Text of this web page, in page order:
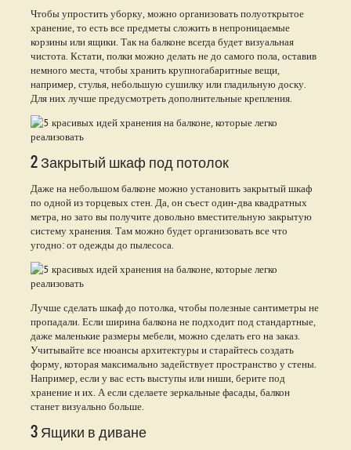
Чтобы упростить уборку, можно организовать полуоткрытое
хранение, то есть все предметы сложить в непроницаемые
корзины или ящики. Так на балконе всегда будет визуальная
чистота. Кстати, полки можно делать не до самого пола, оставив
немного места, чтобы хранить крупногабаритные вещи,
например, стулья, небольшую сушилку или гладильную доску.
Для них лучше предусмотреть дополнительные крепления.
2 Закрытый шкаф под потолок
Даже на небольшом балконе можно установить закрытый шкаф
по одной из торцевых стен. Да, он съест один-два квадратных
метра, но зато вы получите довольно вместительную закрытую
систему хранения. Там можно будет организовать все что
угодно: от одежды до пылесоса.
Лучше сделать шкаф до потолка, чтобы полезные сантиметры не
пропадали. Если ширина балкона не подходит под стандартные,
даже маленькие размеры мебели, можно сделать его на заказ.
Учитывайте все нюансы архитектуры и старайтесь создать
форму, которая максимально задействует пространство у стены.
Например, если у вас есть выступы или ниши, берите под
хранение и их. А если сделаете зеркальные фасады, балкон
станет визуально больше.
3 Ящики в диване